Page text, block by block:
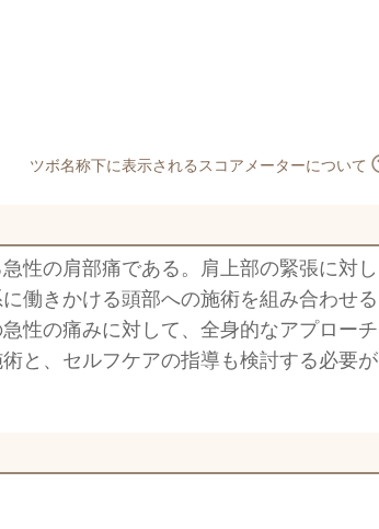
ツボ名称下に表示されるスコアメーターについて
性の肩部痛である。肩上部の緊張に対し
働きかける頭部への施術を組み合わせる
性の痛みに対して、全身的なアプローチ
と、セルフケアの指導も検討する必要が